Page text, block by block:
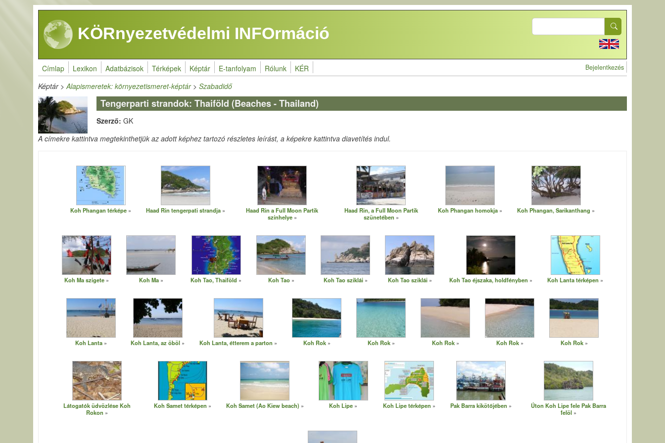
Ugrás a tartalomra
KÖRnyezetvédelmi INFOrmáció
Search
Címlap Lexikon Adatbázisok Térképek Képtár E-tanfolyam Rólunk KÉR User account
Bejelentkezés
Képtár>Alapismeretek: környezetismeret-képtár>Szabadidő
Tengerparti strandok: Thaiföld (Beaches - Thailand)
Szerző:GK
A címekre kattintva megtekinthetjük az adott képhez tartozó részletes leírást, a képekre kattintva diavetítés indul.
Koh Phangan térképe Haad Rin tengerpati strandja
Haad Rin a Full Moon Partik
színhelye
Haad Rin, a Full Moon Partik
szünetében
Koh Phangan homokja Koh Phangan, Sarikanthang
Koh Ma szigete Koh Ma Koh Tao, Thaiföld Koh Tao Koh Tao sziklái Koh Tao sziklái Koh Tao éjszaka, holdfényben Koh Lanta térképen
Koh Lanta Koh Lanta, az öböl Koh Lanta, étterem a parton Koh Rok Koh Rok Koh Rok Koh Rok Koh Rok
Látogatók üdvözlése Koh
Rokon
Koh Samet térképen Koh Samet (Ao Kiew beach) Koh Lipe Koh Lipe térképen Pak Barra kikötőjében
Úton Koh Lipe fele Pak Barra
felöl